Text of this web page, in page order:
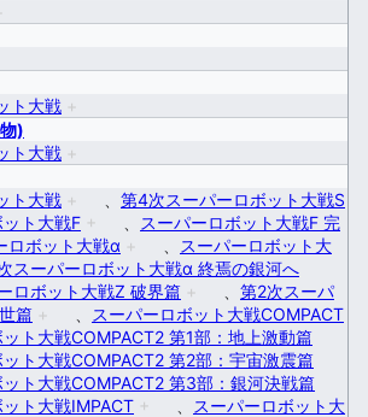
ト大戦 +
)
ト大戦 +
ト大戦 +
第4次スーパーロボット大戦S
ト大戦F +
スーパーロボット大戦F 完
ロボット大戦α +
スーパーロボット大
スーパーロボット大戦α 終焉の銀河へ
ロボット大戦Z 破界篇 +
第2次スーパ
篇 +
スーパーロボット大戦COMPACT
ト大戦COMPACT2 第1部：地上激動篇
ト大戦COMPACT2 第2部：宇宙激震篇
ット大戦COMPACT2 第3部：銀河決戦篇
ト大戦IMPACT +
スーパーロボット大